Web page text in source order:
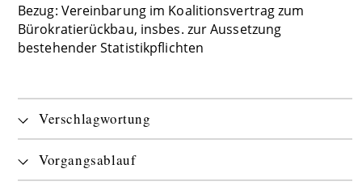
Bezug: Vereinbarung im Koalitionsvertrag zum
Bürokratierückbau, insbes. zur Aussetzung
bestehender Statistikpflichten
Verschlagwortung
Vorgangsablauf